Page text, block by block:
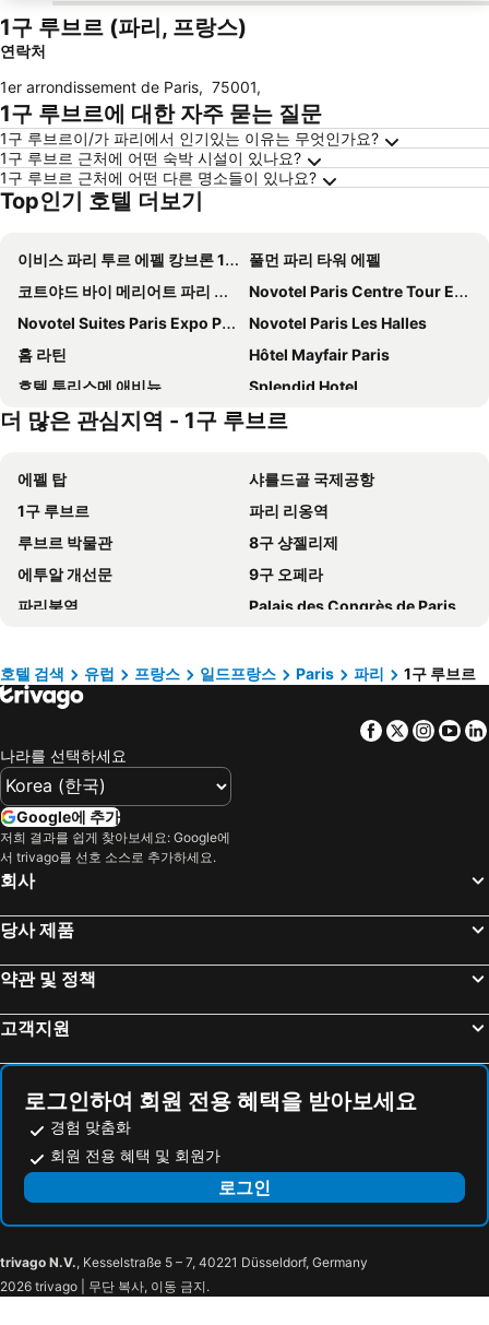
1구 루브르 (파리, 프랑스)
연락처
1er arrondissement de Paris, 75001,
1구 루브르에 대한 자주 묻는 질문
1구 루브르이/가 파리에서 인기있는 이유는 무엇인가요?
1구 루브르 근처에 어떤 숙박 시설이 있나요?
1구 루브르 근처에 어떤 다른 명소들이 있나요?
Top인기 호텔 더보기
이비스 파리 투르 에펠 캉브론 15엠므
풀먼 파리 타워 에펠
코트야드 바이 메리어트 파리 가르 드 리옹
Novotel Paris Centre Tour Eiffel
Novotel Suites Paris Expo Porte de Versailles
Novotel Paris Les Halles
홈 라틴
Hôtel Mayfair Paris
호텔 투리스메 애비뉴
Splendid Hotel
Auteuil Tour Eiffel
Princesse Caroline
오텔 라 콩테스
Mercure Paris Montparnasse Pasteur
Hotel Montparnasse Alesia
팀호텔 오페라 마들렌
드로잉 호텔
호텔 바캉스 블루 프로방스 오페라
노보텔 파리 샹트르 갸르 몽파르나스
St Christopher's Inn Paris - Gare du Nord
Eklo Paris Expo Porte de Versailles
Hotel Eden
Hotel Berne Opera
베스트 웨스턴 호텔 론세레이 오페라
호텔 이타츠-우니스 오페라
호텔 페이리스 오페라
빌라 로얄
아발론 호텔 파리 가르 뒤 노르
파리 프랑스
Hôtel Mistral
Hôtel Londres et New York - Teritoria
Hôtel Paris Louvre Opéra
호텔 프랑스 루브르
Hotel Floride Etoile
La Dépendance
Timhotel Le Louvre
호텔 플로 리볼
오텔 루브르 본 앙팡
호텔 브리타니케
오텔 엘릭시
호텔 오디세이 바이 엘레강시아
La Clef Louvre Paris by The Crest Collection
더 많은 관심지역 - 1구 루브르
에펠 탑
샤를드골 국제공항
1구 루브르
파리 리옹역
루브르 박물관
8구 샹젤리제
에투알 개선문
9구 오페라
파리북역
Palais des Congrès de Paris
6th district Luxembourg
St Lazare Train station
2nd district la Bourse
Four wheels under one umbrella
Réaumur - Sébastopol Metro Station
Gare du Nord Metro Station
Sentier Metro Station
3rd district Temple
Palace of Discovery
Gare de Neuilly - Porte Maillot Metro Station
Paris Expo Porte de Versailles
Cité Metro Station
Le Bristol
샹젤리제
Airport Beauvais-Tillé
Louvre - Rivoli Metro Station
Pont Neuf
Pont des Arts
Saint-Germain-l'Auxerrois
Le Carrousel du Louvre
Le Palais Royal - Ministère de la Culture et de la Communication
Palais Royal - Musée du Louvre Metro Station
Saint-Eustache
Châtelet Metro Station
호텔 검색 유럽 프랑스 일드프랑스 Paris 파리 1구 루브르
Facebook
Twitter
나라를 선택하세요
Google에 추가
저희 결과를 쉽게 찾아보세요: Google에
서 trivago를 선호 소스로 추가하세요.
회사
당사 제품
약관 및 정책
고객지원
로그인하여 회원 전용 혜택을 받아보세요
경험 맞춤화
회원 전용 혜택 및 회원가
로그인
trivago N.V., Kesselstraße 5 – 7, 40221 Düsseldorf, Germany
2026 trivago | 무단 복사, 이동 금지.